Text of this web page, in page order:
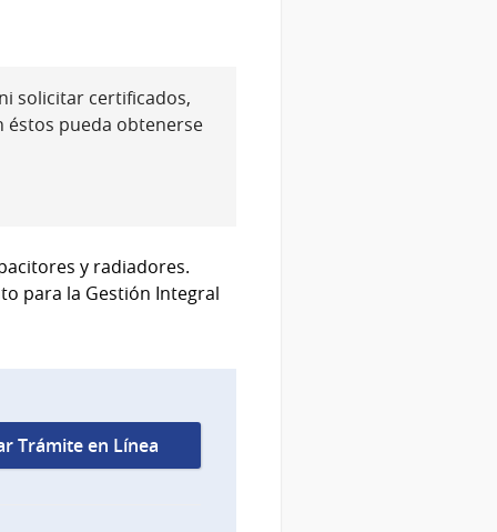
solicitar certificados,
pueda obtenerse
y radiadores.
para la Gestión Integral
Trámite en Línea